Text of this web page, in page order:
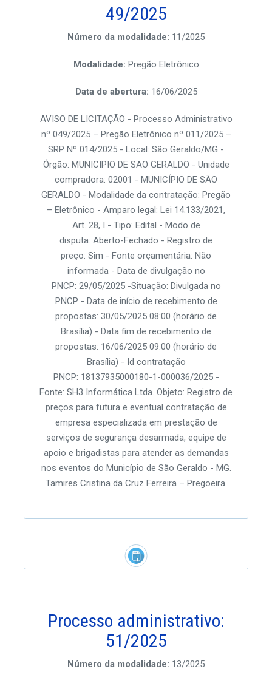
49/2025
Número da modalidade: 11/2025
Modalidade: Pregão Eletrônico
Data de abertura: 16/06/2025
AVISO DE LICITAÇÃO - Processo Administrativo
nº 049/2025 – Pregão Eletrônico nº 011/2025 –
SRP Nº 014/2025 - Local: São Geraldo/MG -
Órgão: MUNICIPIO DE SAO GERALDO - Unidade
compradora: 02001 - MUNICÍPIO DE SÃO
GERALDO - Modalidade da contratação: Pregão
– Eletrônico - Amparo legal: Lei 14.133/2021,
Art. 28, I - Tipo: Edital - Modo de
disputa: Aberto-Fechado - Registro de
preço: Sim - Fonte orçamentária: Não
informada - Data de divulgação no
PNCP: 29/05/2025 -Situação: Divulgada no
PNCP - Data de início de recebimento de
propostas: 30/05/2025 08:00 (horário de
Brasília) - Data fim de recebimento de
propostas: 16/06/2025 09:00 (horário de
Brasília) - Id contratação
PNCP: 18137935000180-1-000036/2025 -
Fonte: SH3 Informática Ltda. Objeto: Registro de
preços para futura e eventual contratação de
empresa especializada em prestação de
serviços de segurança desarmada, equipe de
apoio e brigadistas para atender as demandas
nos eventos do Município de São Geraldo - MG.
Tamires Cristina da Cruz Ferreira – Pregoeira.
Processo administrativo:
51/2025
Número da modalidade: 13/2025